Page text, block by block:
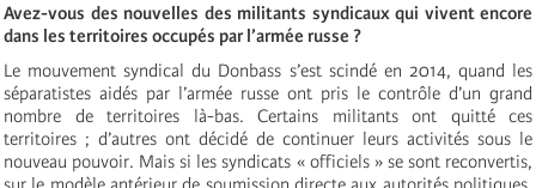
‍Avez-vous des nouvelles des militants syndicaux qui vivent encore
dans les territoires occupés par l’armée russe ?
Le mouvement syndical du Donbass s’est scindé en 2014, quand les
séparatistes aidés par l’armée russe ont pris le contrôle d’un grand
nombre de territoires là-bas. Certains militants ont quitté ces
territoires ; d’autres ont décidé de continuer leurs activités sous le
nouveau pouvoir. Mais si les syndicats « officiels » se sont reconvertis,